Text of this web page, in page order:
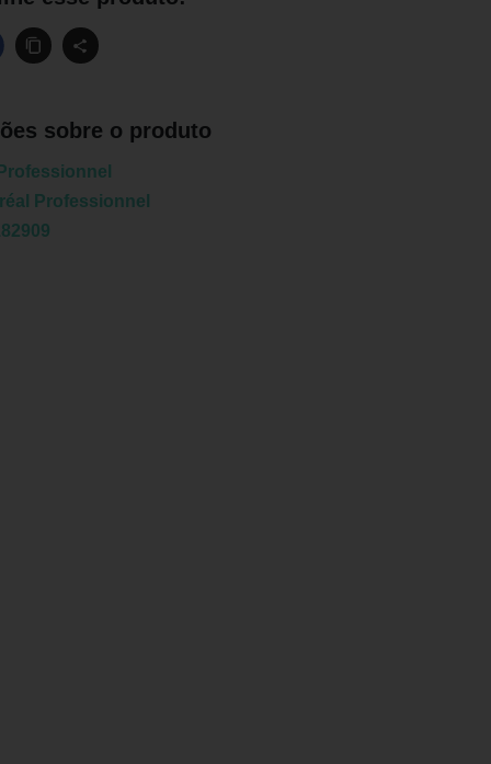
sobre o produto
Professionnel